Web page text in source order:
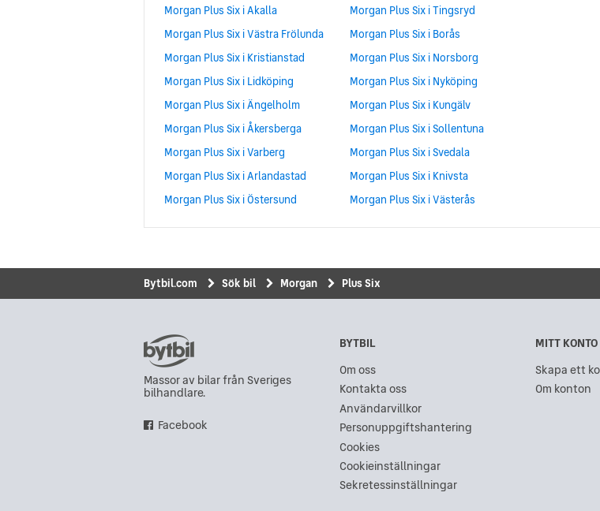
Morgan Plus Six i Akalla
Morgan Plus Six i Västra Frölunda
Morgan Plus Six i Kristianstad
Morgan Plus Six i Lidköping
Morgan Plus Six i Ängelholm
Morgan Plus Six i Åkersberga
Morgan Plus Six i Varberg
Morgan Plus Six i Arlandastad
Morgan Plus Six i Östersund
Morgan Plus Six i Tingsryd
Morgan Plus Six i Borås
Morgan Plus Six i Norsborg
Morgan Plus Six i Nyköping
Morgan Plus Six i Kungälv
Morgan Plus Six i Sollentuna
Morgan Plus Six i Svedala
Morgan Plus Six i Knivsta
Morgan Plus Six i Västerås
Bytbil.com Sök bil Morgan Plus Six
Massor av bilar från Sveriges
bilhandlare.
Facebook
BYTBIL
Om oss
Kontakta oss
Användarvillkor
Personuppgiftshantering
Cookies
Cookieinställningar
Sekretessinställningar
MITT KONTO
Skapa ett
Om konton